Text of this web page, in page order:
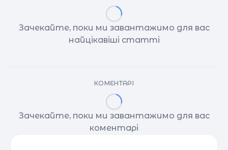
Зачекайте, поки ми завантажимо для вас
найцікавіші статті
КОМЕНТАРІ
Зачекайте, поки ми завантажимо для вас
коментарі